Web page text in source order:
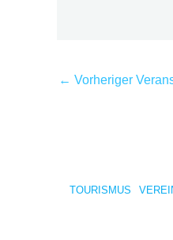
← Vorheriger
TOURISMUS